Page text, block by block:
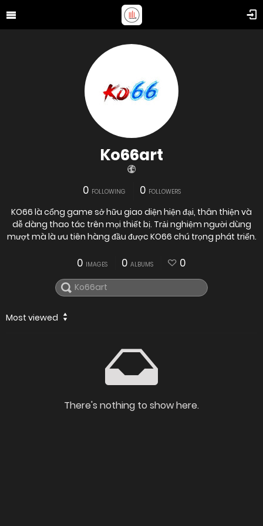
Ko66art
0 FOLLOWING 0 FOLLOWERS
KO66 là cổng game sở hữu giao diện hiện đại, thân thiện và
dễ dàng thao tác trên mọi thiết bị. Trải nghiệm người dùng
mượt mà là ưu tiên hàng đầu được KO66 chú trọng phát triển.
0 IMAGES 0 ALBUMS 0
Most viewed
There's nothing to show here.